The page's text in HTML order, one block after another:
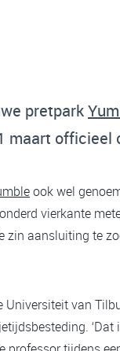
pretpark
maart officieel
ook wel
vierkante
aansluiting te
van